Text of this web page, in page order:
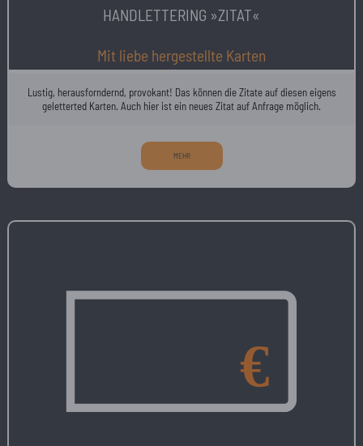
HANDLETTERING »ZITAT«
Mit liebe hergestellte Karten
Lustig, herausforndernd, provokant! Das können die Zitate auf diesen eigens
geletterted Karten. Auch hier ist ein neues Zitat auf Anfrage möglich.
MEHR